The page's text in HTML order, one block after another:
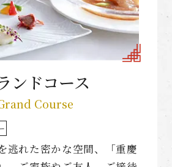
ンドコース
Course
逃れた密かな空間、「重慶